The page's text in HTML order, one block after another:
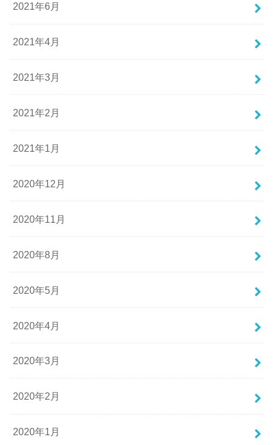
2021年6月
2021年4月
2021年3月
2021年2月
2021年1月
2020年12月
2020年11月
2020年8月
2020年5月
2020年4月
2020年3月
2020年2月
2020年1月